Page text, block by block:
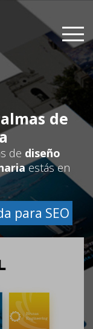
de
de diseño
estás en
para SEO